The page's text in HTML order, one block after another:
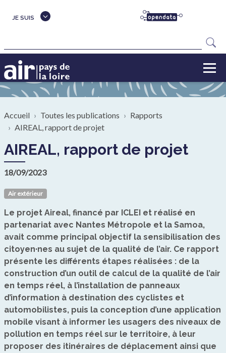
JE SUIS
Fil d'Ariane
Accueil Toutes les publications
Rapports
AIREAL, rapport de projet
AIREAL, rapport de projet
18/09/2023
Air extérieur
Le projet Aireal, financé par ICLEI et réalisé en
partenariat avec Nantes Métropole et la Samoa,
avait comme principal objectif la sensibilisation des
citoyen·nes au sujet de la qualité de l’air. Ce rapport
présente les différents étapes réalisées : de la
construction d’un outil de calcul de la qualité de l’air
en temps réel, à l’installation de panneaux
d’information à destination des cyclistes et
automobilistes, puis la conception d’une application
mobile visant à informer les usagers des niveaux de
pollution en temps réel sur le territoire, à leur
proposer des itinéraires de déplacement ainsi que